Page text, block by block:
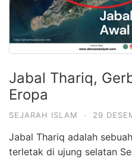
Jabal Thariq,
Eropa
SEJARAH ISLAM · 29
Jabal Thariq adalah
terletak di ujung selatan